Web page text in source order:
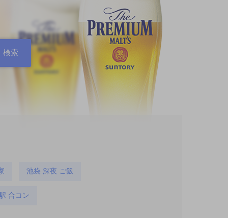
池袋 深夜 ご飯
合コン